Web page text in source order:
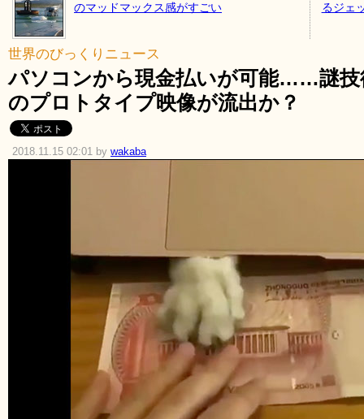
のマッドマックス感がすごい
るジェ
世界のびっくりニュース
パソコンから現金払いが可能……謎
のプロトタイプ映像が流出か？
2018.11.15 02:01 by wakaba